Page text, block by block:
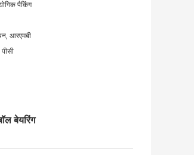
पैकिंग
आरएमबी
बेयरिंग